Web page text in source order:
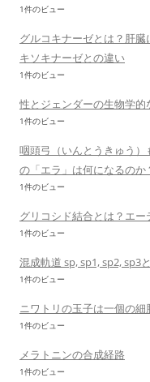
1件のビュー
グルコキナーゼとは？肝
キソキナーゼとの違い
1件のビュー
性とジェンダーの生物学的
1件のビュー
咽頭弓（いんとうきゅう
の「エラ」は何になるのか
1件のビュー
グリコシド結合とは？エー
1件のビュー
混成軌道 sp, sp1, sp2, sp3
1件のビュー
ニワトリの玉子は一個の細
1件のビュー
メラトニンの合成経路
1件のビュー